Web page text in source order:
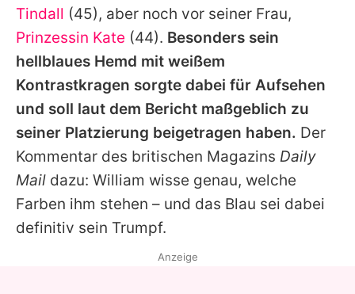
Redaktionelle Richtlinien
Impressum
Datenschutzerklärung
Nutzungsbedingungen
Utiq verwalten
Tindall (45), aber noch vor seiner Frau,
Prinzessin Kate (44). Besonders sein
hellblaues Hemd mit weißem
Kontrastkragen sorgte dabei für Aufsehen
und soll laut dem Bericht maßgeblich zu
seiner Platzierung beigetragen haben. Der
Kommentar des britischen Magazins Daily
Mail dazu: William wisse genau, welche
Farben ihm stehen – und das Blau sei dabei
definitiv sein Trumpf.
Anzeige